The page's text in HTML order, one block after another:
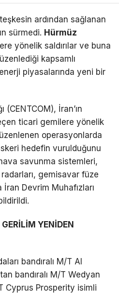
ardından sağlanan
sürmedi. Hürmüz
yönelik saldırılar ve buna
kapsamlı
piyasalarında yeni bir
(CENTCOM), İran’ın
ticari gemilere yönelik
operasyonlarda
hedefin vurulduğunu
savunma sistemleri,
gemisavar füze
İran Devrim Muhafızları
YENİDEN
bandıralı M/T Al
bandıralı M/T Wedyan
Cyprus Prosperity isimli